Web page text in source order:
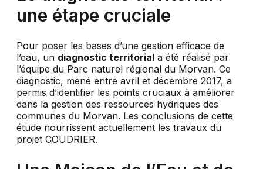
une étape cruciale
Pour poser les bases d’une gestion efficace de
l’eau, un diagnostic territorial a été réalisé par
l’équipe du Parc naturel régional du Morvan. Ce
diagnostic, mené entre avril et décembre 2017, a
permis d’identifier les points cruciaux à améliorer
dans la gestion des ressources hydriques des
communes du Morvan. Les conclusions de cette
étude nourrissent actuellement les travaux du
projet COUDRIER.